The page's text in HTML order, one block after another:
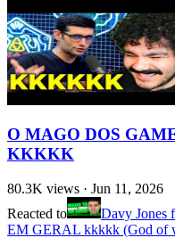
O MAGO DOS
KKKKK
80.3K views · Jun 11, 2026
Reacted to
Davy
EM GERAL kkkkk (God of